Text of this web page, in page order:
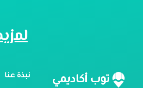
توب أكاديمي نبذة عنا